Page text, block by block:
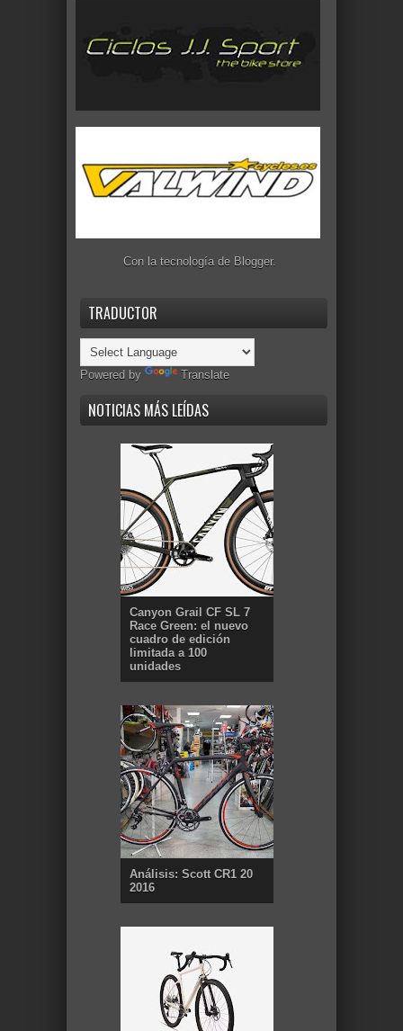
Con la tecnología de Blogger.
TRADUCTOR
Powered by Translate
NOTICIAS MÁS LEÍDAS
Canyon Grail CF SL 7
Race Green: el nuevo
cuadro de edición
limitada a 100
unidades
Análisis: Scott CR1 20
2016